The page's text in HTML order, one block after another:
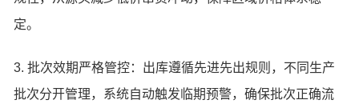
定。
3. 批次效期严格管控：出库遵循先进先出规则，不同生产
批次分开管理，系统自动触发临期预警，确保批次正确流